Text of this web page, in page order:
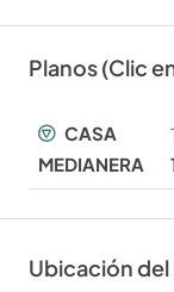
Planos (Clic
CASA
MEDIANERA
Ubicación